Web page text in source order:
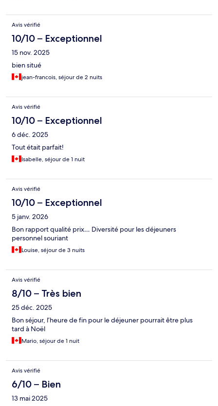
Avis vérifié
10/10 – Exceptionnel
15 nov. 2025
bien situé
jean-francois, séjour de 2 nuits
Avis vérifié
10/10 – Exceptionnel
6 déc. 2025
Tout était parfait!
Isabelle, séjour de 1 nuit
Avis vérifié
10/10 – Exceptionnel
5 janv. 2026
Bon rapport qualité prix… Diversité pour les déjeuners
personnel souriant
Louise, séjour de 3 nuits
Avis vérifié
8/10 – Très bien
25 déc. 2025
Bon séjour, l’heure de fin pour le déjeuner pourrait être plus
tard à Noël
Mario, séjour de 1 nuit
Avis vérifié
6/10 – Bien
13 mai 2025